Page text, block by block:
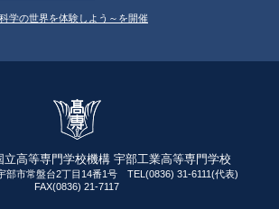
学の世界を体験しよう～を開催
立高等専門学校機構 宇部工業高等専門学校
部市常盤台2丁目14番1号 TEL(0836) 31-6111(代表)
FAX(0836) 21-7117